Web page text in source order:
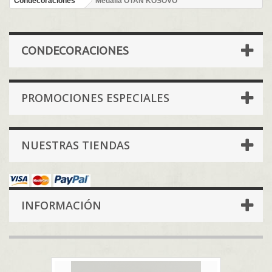
CONDECORACIONES
PROMOCIONES ESPECIALES
NUESTRAS TIENDAS
INFORMACIÓN